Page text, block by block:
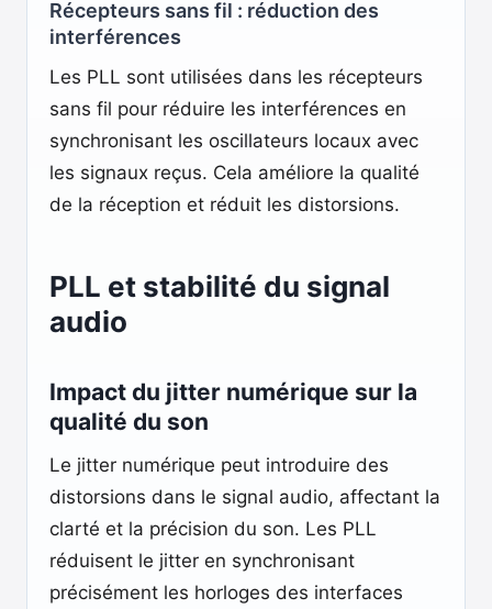
Récepteurs sans fil : réduction des
interférences
Les PLL sont utilisées dans les récepteurs
sans fil pour réduire les interférences en
synchronisant les oscillateurs locaux avec
les signaux reçus. Cela améliore la qualité
de la réception et réduit les distorsions.
PLL et stabilité du signal
audio
Impact du jitter numérique sur la
qualité du son
Le jitter numérique peut introduire des
distorsions dans le signal audio, affectant la
clarté et la précision du son. Les PLL
réduisent le jitter en synchronisant
précisément les horloges des interfaces